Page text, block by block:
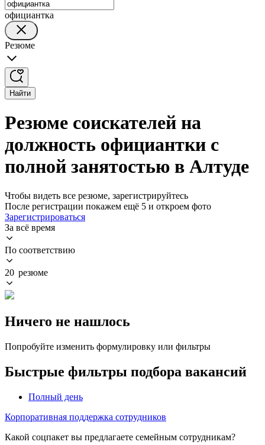
официантка
Резюме
Найти
Резюме соискателей на
должность официантки с
полной занятостью в Алтуде
Чтобы видеть все резюме, зарегистрируйтесь
После регистрации покажем ещё 5 и откроем фото
Зарегистрироваться
За всё время
По соответствию
20 резюме
Ничего не нашлось
Попробуйте изменить формулировку или фильтры
Быстрые фильтры подбора вакансий
Полный день
Корпоративная поддержка сотрудников
Какой соцпакет вы предлагаете семейным сотрудникам?